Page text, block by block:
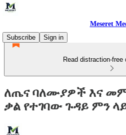
Meseret
Subscribe
Sign in
Read distraction-free
ለጤና ባለሙያዎች እና
ቃል የተገባው ጉዳይ ምን